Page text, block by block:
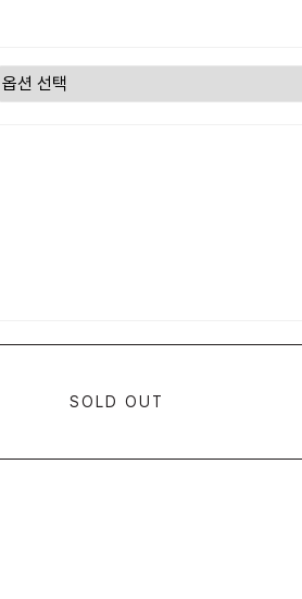
SOLD OUT